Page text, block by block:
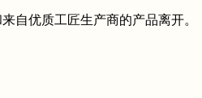
自优质工匠生产商的产品离开。